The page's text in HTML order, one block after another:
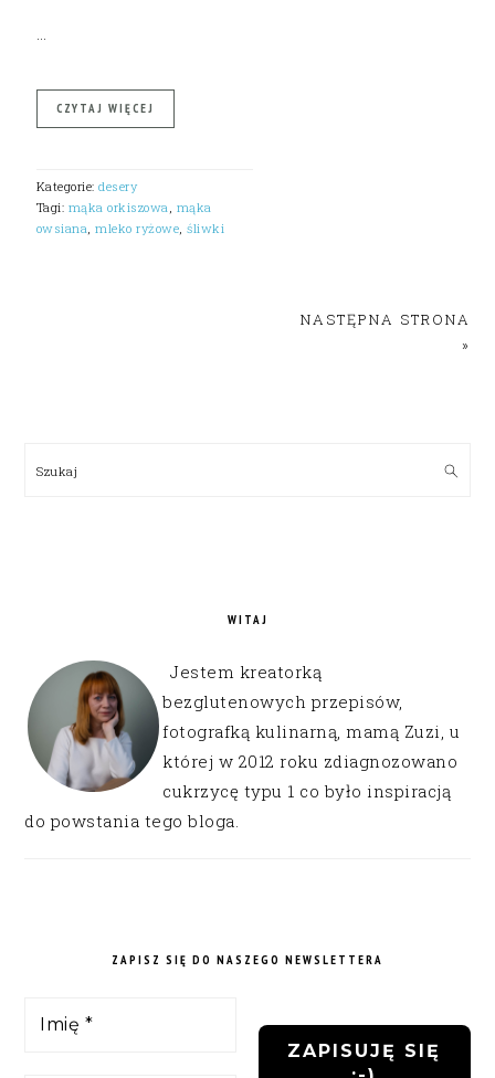
…
CZYTAJ WIĘCEJ
Kategorie:desery
Tagi: mąka orkiszowa, mąka
owsiana,mleko ryżowe,śliwki
NASTĘPNA STRONA
»
Szukaj
WITAJ
Jestem kreatorką
bezglutenowych przepisów,
fotografką kulinarną, mamą Zuzi, u
której w 2012 roku zdiagnozowano
cukrzycę typu 1 co było inspiracją
do powstania tego bloga.
ZAPISZ SIĘ DO NASZEGO NEWSLETTERA